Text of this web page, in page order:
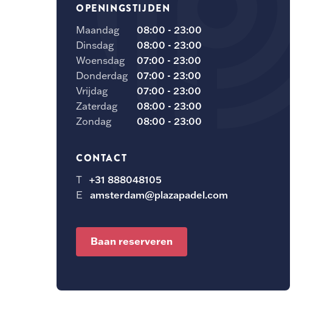
OPENINGSTIJDEN
Maandag
08:00 - 23:00
Dinsdag
08:00 - 23:00
Woensdag
07:00 - 23:00
Donderdag
07:00 - 23:00
Vrijdag
07:00 - 23:00
Zaterdag
08:00 - 23:00
Zondag
08:00 - 23:00
CONTACT
T +31 888048105
E
amsterdam@plazapadel.com
Baan reserveren